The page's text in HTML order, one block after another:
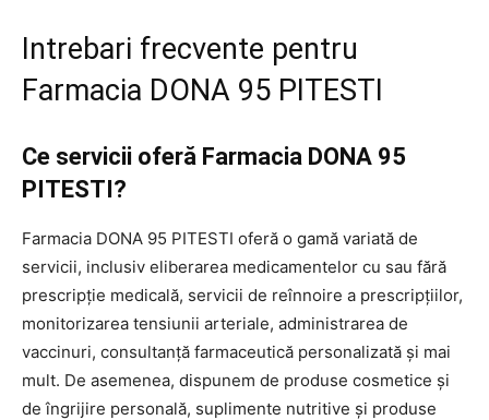
Intrebari frecvente pentru
Farmacia DONA 95 PITESTI
Ce servicii oferă Farmacia DONA 95
PITESTI?
Farmacia DONA 95 PITESTI oferă o gamă variată de
servicii, inclusiv eliberarea medicamentelor cu sau fără
prescripție medicală, servicii de reînnoire a prescripțiilor,
monitorizarea tensiunii arteriale, administrarea de
vaccinuri, consultanță farmaceutică personalizată și mai
mult. De asemenea, dispunem de produse cosmetice și
de îngrijire personală, suplimente nutritive și produse